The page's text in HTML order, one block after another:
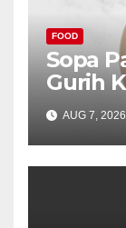
FOOD
Sopa
Gurih
Unik
AUG 7, 2026